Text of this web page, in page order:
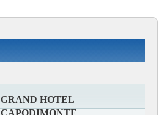
GRAND HOTEL
CAPODIMONTE